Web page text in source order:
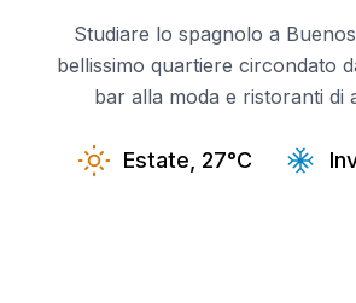
Studiare lo spagnolo a
bellissimo quartiere circondato
bar alla moda e ristoranti di
Estate, 27°C